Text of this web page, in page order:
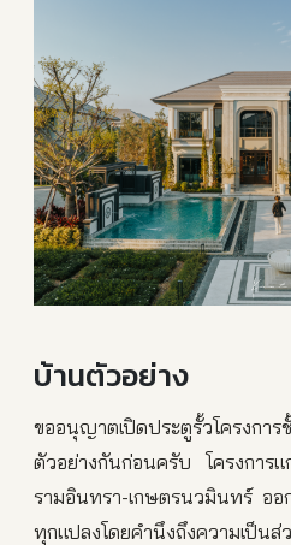
บ้านตัวอย่าง
ขออนุญาตเปิดประตูรั้วโครงกา
ตัวอย่างกันก่อนครับ โครงการ
รามอินทรา-เกษตรนวมินทร์ ออ
ทุกแปลงโดยคำนึงถึงความเป็น